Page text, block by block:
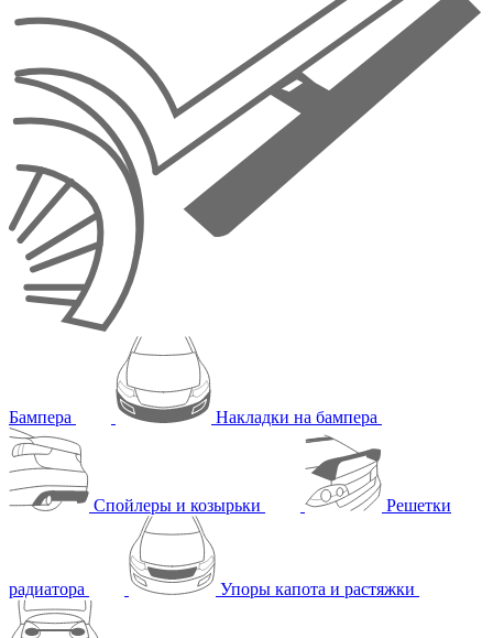
Бампера Накладки на бампера
Спойлеры и козырьки Решетки
радиатора Упоры капота и растяжки